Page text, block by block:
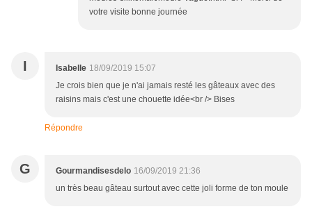
votre visite bonne journée
I Isabelle 18/09/2019 15:07
Je crois bien que je n'ai jamais resté les gâteaux avec des
raisins mais c'est une chouette idée<br /> Bises
Répondre
G Gourmandisesdelo 16/09/2019 21:36
un très beau gâteau surtout avec cette joli forme de ton moule